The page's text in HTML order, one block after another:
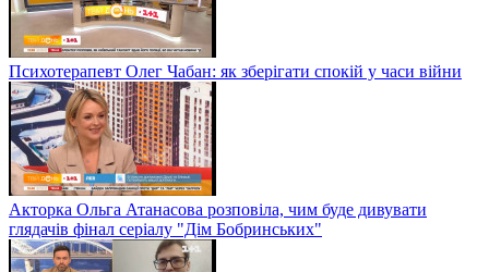
Психотерапевт Олег Чабан: як зберігати спокій у часи війни
Акторка Ольга Атанасова розповіла, чим буде дивувати
глядачів фінал серіалу "Дім Бобринських"